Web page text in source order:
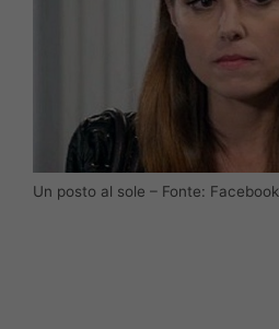
Un posto al sole – Fonte: Facebook